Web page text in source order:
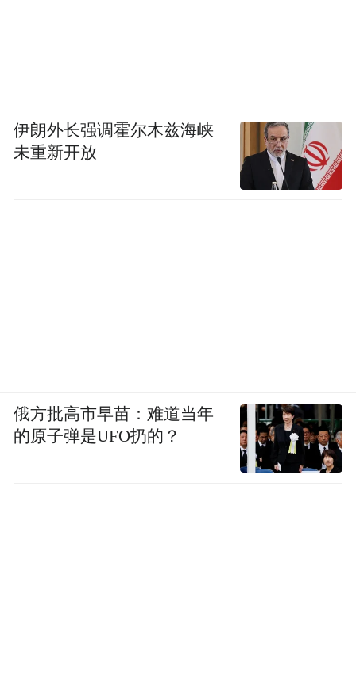
伊朗外长强调霍尔木兹海峡
未重新开放
俄方批高市早苗：难道当年
的原子弹是UFO扔的？